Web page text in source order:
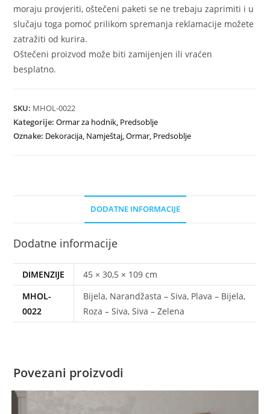
moraju provjeriti, oštečeni paketi se ne trebaju zaprimiti i u
slučaju toga pomoć prilikom spremanja reklamacije možete
zatražiti od kurira.
Oštečeni proizvod može biti zamijenjen ili vraćen
besplatno.
SKU: MHOL-0022
Kategorije:Ormar za hodnik Predsoblje
Oznake: Dekoracija Namještaj ,Ormar Predsoblje
DODATNE INFORMACIJE
Dodatne informacije
DIMENZIJE
45 × 30,5 × 109 cm
MHOL-
0022
Bijela, Narandžasta – Siva, Plava – Bijela,
Roza – Siva, Siva – Zelena
Povezani proizvodi